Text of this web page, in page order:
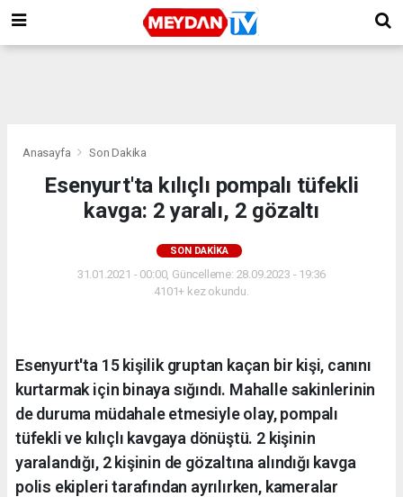
Anasayfa Son Dakika
Esenyurt'ta kılıçlı pompalı tüfekli
kavga: 2 yaralı, 2 gözaltı
SON DAKIKA
31.01.2021 - 00:00, Güncelleme: 28.09.2023 - 19:36
4101+ kez okundu.
Esenyurt'ta 15 kişilik gruptan kaçan bir kişi, canını
kurtarmak için binaya sığındı. Mahalle sakinlerinin
de duruma müdahale etmesiyle olay, pompalı
tüfekli ve kılıçlı kavgaya dönüştü. 2 kişinin
yaralandığı, 2 kişinin de gözaltına alındığı kavga
polis ekipleri tarafından ayrılırken, kameralar